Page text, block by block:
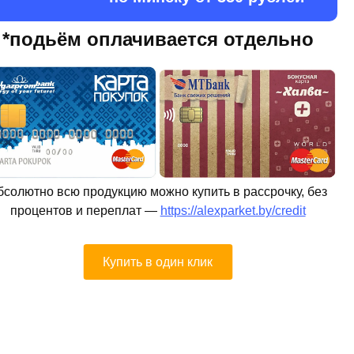
*подьём оплачивается отдельно
всю продукцию можно купить в рассрочку, без
процентов и переплат — https://alexparket.by/credit
Купить в один клик